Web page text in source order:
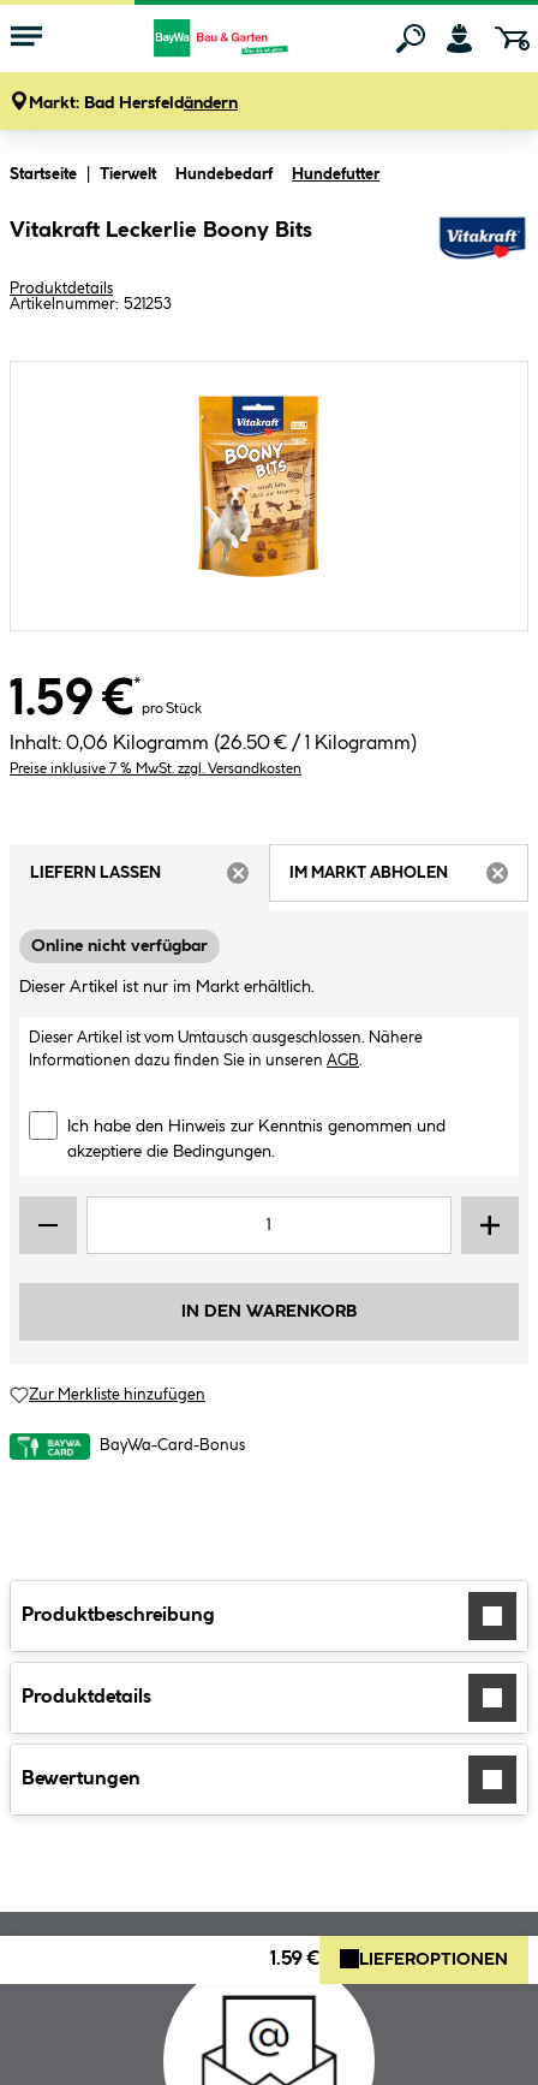
Markt: Bad Hersfeldändern
Startseite Tierwelt Hundebedarf Hundefutter
Vitakraft Leckerlie Boony Bits
Produktdetails
Artikelnummer: 521253
1.59 €*
pro Stück
Inhalt: 0,06 Kilogramm (26.50 € / 1 Kilogramm)
Preise inklusive 7 % MwSt. zzgl. Versandkosten
LIEFERN LASSEN
IM MARKT ABHOLEN
Online nicht verfügbar
Dieser Artikel ist nur im Markt erhältlich.
Dieser Artikel ist vom Umtausch ausgeschlossen. Nähere
Informationen dazu finden Sie in unseren AGB
Ich habe den Hinweis zur Kenntnis genommen und
akzeptiere die Bedingungen.
IN DEN WARENKORB
Zur Merkliste hinzufügen
BayWa-Card-Bonus
Produktbeschreibung
Produktdetails
Bewertungen
1.59 € LIEFEROPTIONEN